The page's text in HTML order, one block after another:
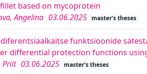
based on mycoprotein
Angelina 03.06.2025 master's theses
funktsioonide
differential protection functions
Priit 03.06.2025 master's theses